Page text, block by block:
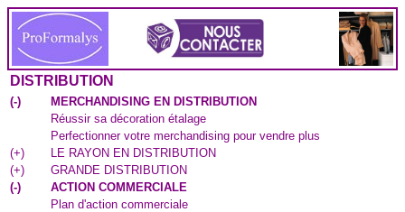
DISTRIBUTION
(-)
MERCHANDISING EN DISTRIBUTION
Réussir sa décoration étalage
Perfectionner votre merchandising pour vendre plus
(+)
LE RAYON EN DISTRIBUTION
(+)
GRANDE DISTRIBUTION
(-)
ACTION COMMERCIALE
Plan d'action commerciale